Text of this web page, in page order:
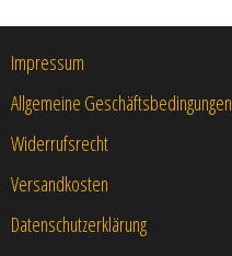
Impressum
Allgemeine Geschäftsbedingungen
Widerrufsrecht
Versandkosten
Datenschutzerklärung